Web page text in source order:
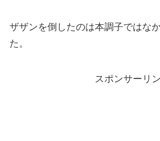
ザザンを倒したのは本調子ではな
た。
スポンサーリ